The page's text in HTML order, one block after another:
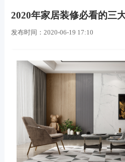
2020年家居装修必看的三
发布时间： 2020-06-19 17:10